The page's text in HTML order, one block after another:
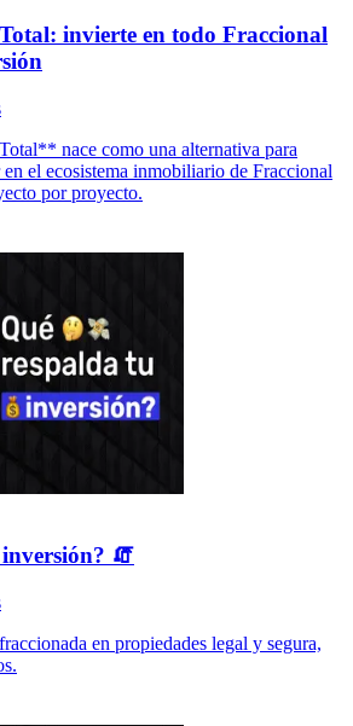
invierte en todo Fraccional
nace como una alternativa para
el ecosistema inmobiliario de Fraccional
por proyecto.
🧯
en propiedades legal y segura,